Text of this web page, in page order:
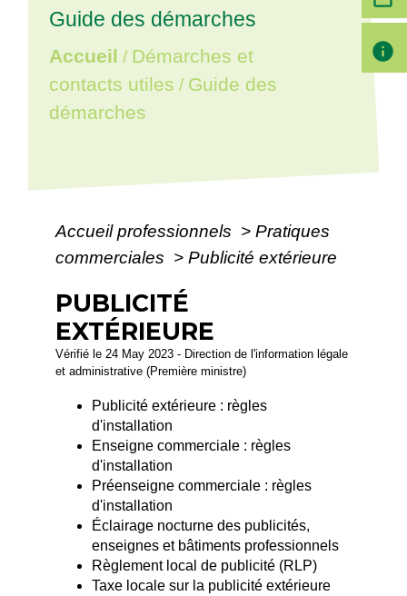
Guide des démarches
Accueil / Démarches et
contacts utiles / Guide des
démarches
Accueil professionnels > Pratiques
commerciales > Publicité extérieure
PUBLICITÉ
EXTÉRIEURE
Vérifié le 24 May 2023 - Direction de l'information légale
et administrative (Première ministre)
Publicité extérieure : règles
d'installation
Enseigne commerciale : règles
d'installation
Préenseigne commerciale : règles
d'installation
Éclairage nocturne des publicités,
enseignes et bâtiments professionnels
Règlement local de publicité (RLP)
Taxe locale sur la publicité extérieure
info